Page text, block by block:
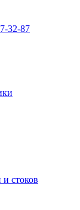
32-87
стоков